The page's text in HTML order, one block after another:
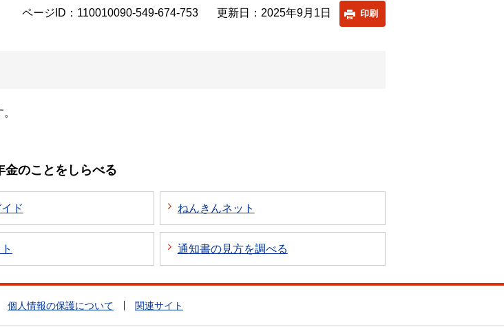
ページID：110010090-549-674-753 更新日：2025年9月1日 印刷
金のことをしらべる
ド ねんきんネット
通知書の見方を調べる
個人情報の保護について 関連サイト